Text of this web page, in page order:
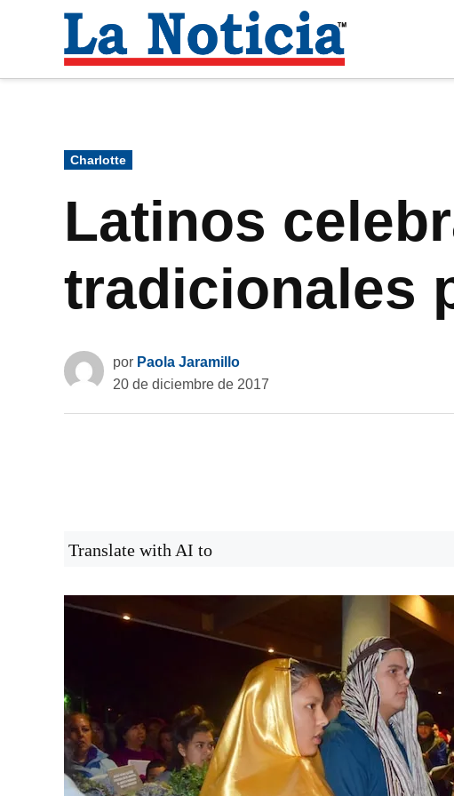
contenido
Noticia
Publicado
en
Charlotte
Latinos
tradicionales
por Paola Jaramillo
20 de diciembre de 2017
Translate with AI to